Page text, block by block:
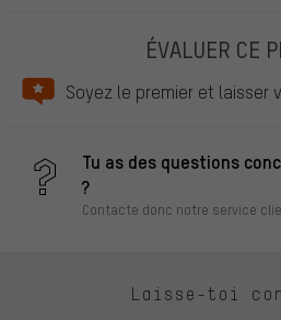
ÉVALUER CE
Soyez le premier et laisser
Tu as des questions
?
Contacte donc notre service
Laisse-toi